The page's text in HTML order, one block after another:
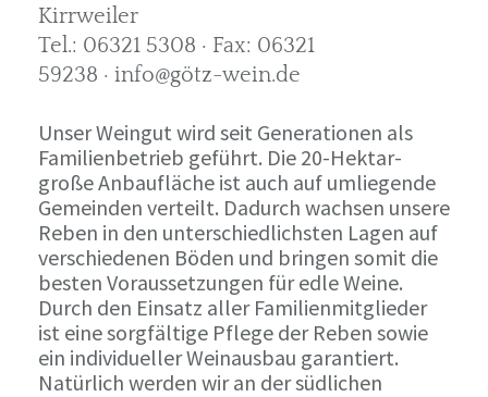
Kirrweiler
Tel.: 06321 5308 · Fax: 06321
59238 · info@götz-wein.de
Unser Weingut wird seit Generationen als
Familienbetrieb geführt. Die 20-Hektar-
große Anbaufläche ist auch auf umliegende
Gemeinden verteilt. Dadurch wachsen unsere
Reben in den unterschiedlichsten Lagen auf
verschiedenen Böden und bringen somit die
besten Voraussetzungen für edle Weine.
Durch den Einsatz aller Familienmitglieder
ist eine sorgfältige Pflege der Reben sowie
ein individueller Weinausbau garantiert.
Natürlich werden wir an der südlichen